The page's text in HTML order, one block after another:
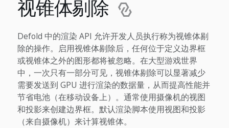
视锥体剔除
Defold 中的渲染 API 允许开发人员执行称为视锥体剔
除的操作。启用视锥体剔除后，任何位于定义边界框
或视锥体之外的图形都将被忽略。在大型游戏世界
中，一次只有一部分可见，视锥体剔除可以显著减少
需要发送到 GPU 进行渲染的数据量，从而提高性能并
节省电池（在移动设备上）。通常使用摄像机的视图
和投影来创建边界框。默认渲染脚本使用视图和投影
（来自摄像机）来计算视锥体。